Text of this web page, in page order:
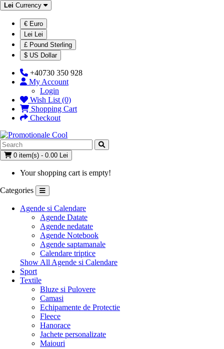
Lei Currency
€ Euro
Lei Lei
£ Pound Sterling
$ US Dollar
+40730 350 928
My Account
Login
Wish List (0)
Shopping Cart
Checkout
0 item(s) - 0.00 Lei
Your shopping cart is empty!
Categories
Agende si Calendare
Agende Datate
Agende nedatate
Agende Notebook
Agende saptamanale
Calendare triptice
Show All Agende si Calendare
Sport
Textile
Bluze si Pulovere
Camasi
Echipamente de Protectie
Fleece
Hanorace
Jachete personalizate
Maiouri